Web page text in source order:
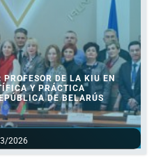
2026
DE LA KIU EN
Y PRÁCTICA
DE BELARÚS